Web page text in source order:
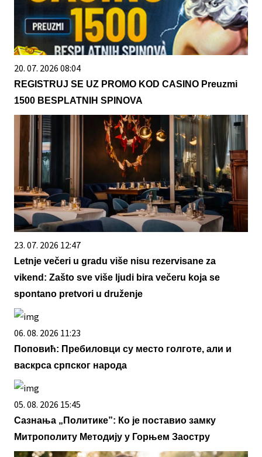
20. 07. 2026 08:04
REGISTRUJ SE UZ PROMO KOD CASINO Preuzmi
1500 BESPLATNIH SPINOVA
23. 07. 2026 12:47
Letnje večeri u gradu više nisu rezervisane za
vikend: Zašto sve više ljudi bira večeru koja se
spontano pretvori u druženje
06. 08. 2026 11:23
Поповић: Пребиловци су место голготе, али и
васкрса српског народа
05. 08. 2026 15:45
Сазнања „Политике”: Ко је поставио замку
Митрополиту Методију у Горњем Заостру